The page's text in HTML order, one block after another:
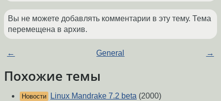
Вы не можете добавлять комментарии в эту тему. Тема
перемещена в архив.
← General →
Похожие темы
Новости Linux Mandrake 7.2 beta (2000)